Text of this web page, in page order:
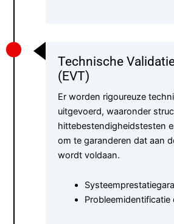
Technische
(EVT)
Er worden rigoureuze
uitgevoerd, waaronder
hittebestendigheidstesten
om te garanderen dat aan
wordt voldaan.